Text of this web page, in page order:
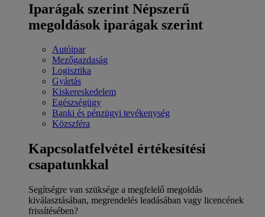
Iparágak szerint Népszerű
megoldások iparágak szerint
Autóipar
Mezőgazdaság
Logisztika
Gyártás
Kiskereskedelem
Egészségügy
Banki és pénzügyi tevékenység
Közszféra
Kapcsolatfelvétel értékesítési
csapatunkkal
Segítségre van szüksége a megfelelő megoldás
kiválasztásában, megrendelés leadásában vagy licencének
frissítésében?